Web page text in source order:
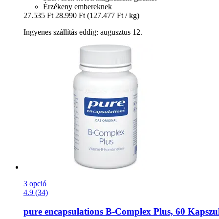
Érzékeny embereknek
27.535 Ft 28.990 Ft (127.477 Ft / kg)
Ingyenes szállítás eddig: augusztus 12.
3 opció
4.9 (34)
pure encapsulations B-​Complex Plus, 60